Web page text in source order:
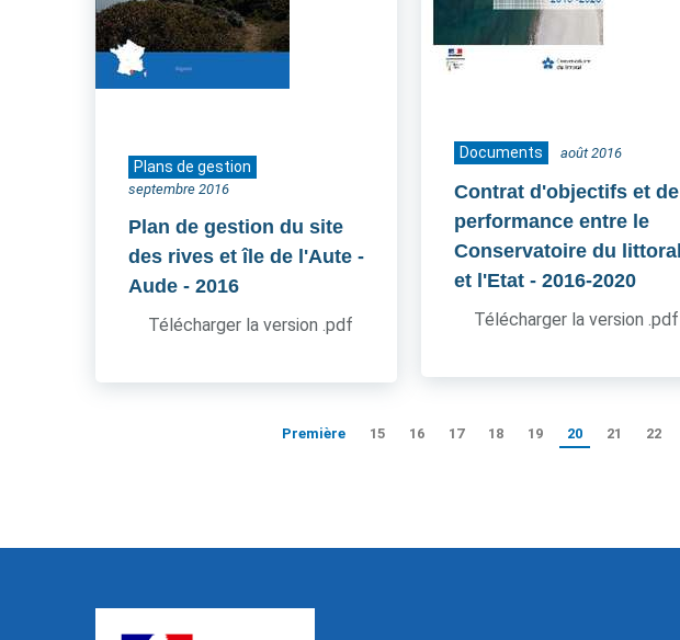
Plans de gestion
septembre 2016
Plan de gestion du site
des rives et île de l'Aute -
Aude - 2016
Télécharger la version .pdf
Documents août 2016
Contrat d'objectifs et de
performance entre le
Conservatoire du littoral
et l'Etat - 2016-2020
Télécharger la version .pdf
Première 15 16 17 18 19 20 21 22